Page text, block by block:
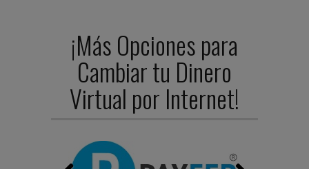
¡Más Opciones para
Cambiar tu Dinero
Virtual por Internet!